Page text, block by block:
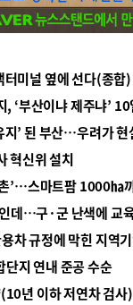
미널 옆에 선다(종합)
‘부산이냐 제주냐’ 10
’ 된 부산…우려가 현
혁신위 설치
차 규정에 막힌 지역
지 연내 준공 수순